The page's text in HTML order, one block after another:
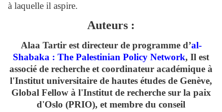
à laquelle il aspire.
Auteurs :
Alaa Tartir est directeur de programme d’al-
Shabaka : The Palestinian Policy Network, Il est
associé de recherche et coordinateur académique à
l'Institut universitaire de hautes études de Genève,
Global Fellow à l'Institut de recherche sur la paix
d'Oslo (PRIO), et membre du conseil